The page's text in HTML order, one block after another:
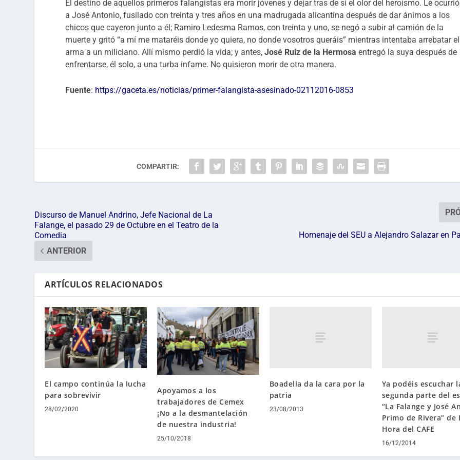
El destino de aquellos primeros falangistas era morir jóvenes y dejar tras de sí el olor del heroísmo. Le ocurrió
a José Antonio, fusilado con treinta y tres años en una madrugada alicantina después de dar ánimos a los
chicos que cayeron junto a él; Ramiro Ledesma Ramos, con treinta y uno, se negó a subir al camión de la
muerte y gritó “a mí me mataréis donde yo quiera, no donde vosotros queráis” mientras intentaba arrebatar el
arma a un miliciano. Allí mismo perdió la vida; y antes,José Ruiz de la Hermosa entregó la suya después de
enfrentarse, él solo, a una turba infame. No quisieron morir de otra manera.
Fuente: https://gaceta.es/noticias/primer-falangista-asesinado-02112016-0853
COMPARTIR:
Discurso de Manuel Andrino, Jefe Nacional de La
Falange, el pasado 29 de Octubre en el Teatro de la
Comedia
ANTERIOR
Homenaje del SEU a Alejandro Salazar en
ARTÍCULOS RELACIONADOS
El campo continúa la lucha
para sobrevivir
28/02/2020
Apoyamos a los
trabajadores de Cemex
¡No a la desmantelación
de nuestra industria!
25/10/2018
Boadella da la cara por la
patria
23/08/2013
Ya podéis escuchar
segunda parte del
“La Falange y José
Primo de Rivera” de
Hora del CAFE
16/12/2014